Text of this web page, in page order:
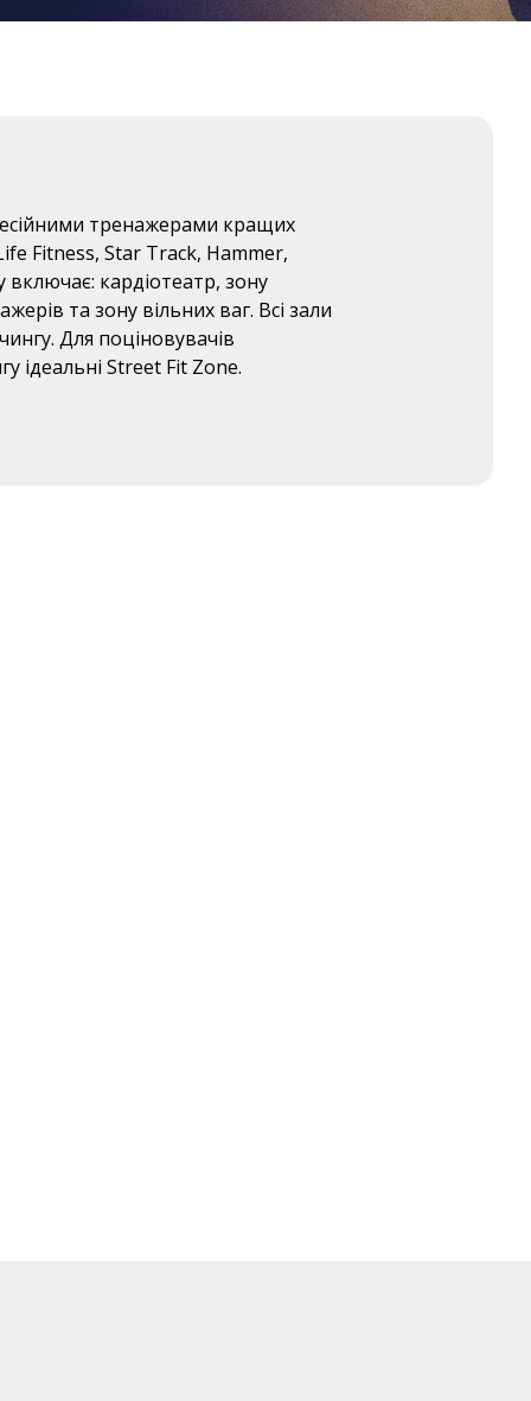
тренажерами кращих
Fitness, Star Track, Hammer,
включає: кардіотеатр, зону
та зону вільних ваг. Всі зали
Для поціновувачів
ідеальні Street Fit Zone.